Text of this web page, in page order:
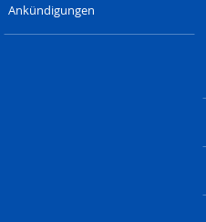
Ankündigungen